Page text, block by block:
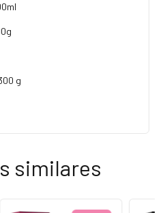
g
similares